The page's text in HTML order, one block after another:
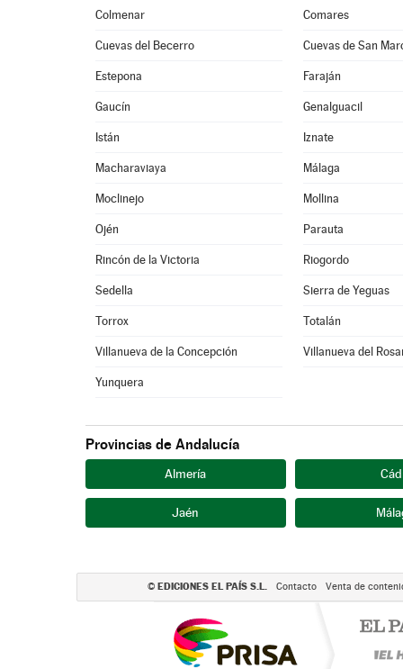
Colmenar Comares
Cuevas del Becerro Cuevas de San
Estepona Faraján
Gaucín Genalguacil
Istán Iznate
Macharaviaya Málaga
Moclinejo Mollina
Ojén Parauta
Rincón de la Victoria Riogordo
Sedella Sierra de Yeguas
Torrox Totalán
Villanueva de la Concepción Villanueva del
Yunquera
Provincias de Andalucía
Almería
Jaén
© EDICIONES EL PAÍS S.L. Contacto Venta de